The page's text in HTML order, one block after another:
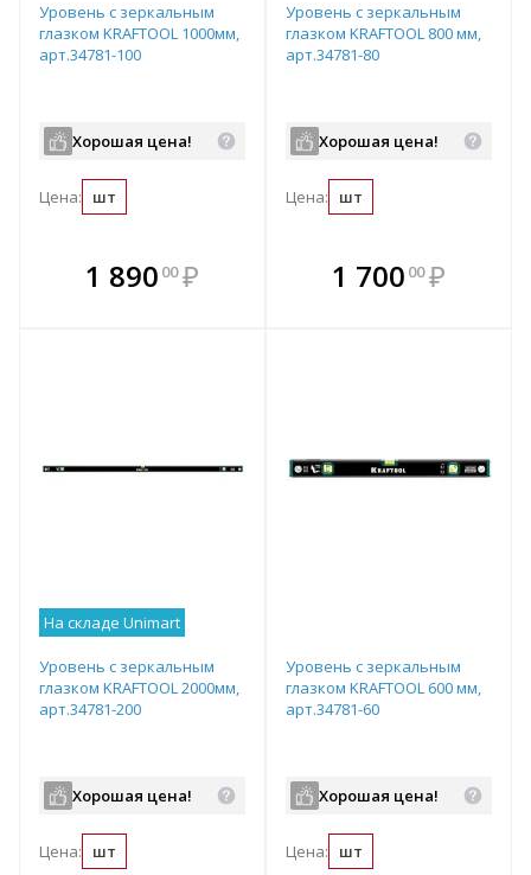
Уровень с зеркальным
глазком KRAFTOOL 1000мм,
арт.34781-100
Хорошая цена!
Цена: шт
1 890 00 ₽
В комплекте
всегда выгоднее!
Уровень с зеркальным
глазком KRAFTOOL 800 мм,
арт.34781-80
Хорошая цена!
Цена: шт
В комплекте
всегда выгоднее!
1 700 00 ₽
На складе Unimart
Уровень с зеркальным
глазком KRAFTOOL 2000мм,
арт.34781-200
Хорошая цена!
Цена: шт
Уровень с зеркальным
глазком KRAFTOOL 600 мм,
арт.34781-60
Хорошая цена!
Цена: шт